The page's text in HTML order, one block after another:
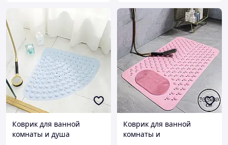
Коврик для ванной
комнаты и душа
Коврик для ванной
комнаты и